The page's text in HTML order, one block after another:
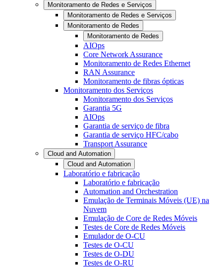
Monitoramento de Redes e Serviços
Monitoramento de Redes e Serviços
Monitoramento de Redes
Monitoramento de Redes
AIOps
Core Network Assurance
Monitoramento de Redes Ethernet
RAN Assurance
Monitoramento de fibras ópticas
Monitoramento dos Serviços
Monitoramento dos Serviços
Garantia 5G
AIOps
Garantia de serviço de fibra
Garantia de serviço HFC/cabo
Transport Assurance
Cloud and Automation
Cloud and Automation
Laboratório e fabricação
Laboratório e fabricação
Automation and Orchestration
Emulação de Terminais Móveis (UE) na
Nuvem
Emulação de Core de Redes Móveis
Testes de Core de Redes Móveis
Emulador de O-CU
Testes de O-CU
Testes de O-DU
Testes de O-RU